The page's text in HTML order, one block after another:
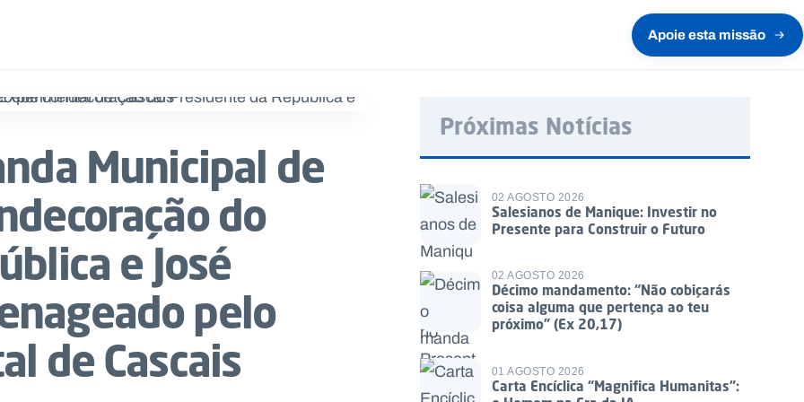
Apoie esta missão
Municipal de
do
e José
pelo
de Cascais
Próximas Notícias
02 AGOSTO 2026
Salesianos de Manique: Investir no
Presente para Construir o Futuro
02 AGOSTO 2026
Décimo mandamento: “Não cobiçarás
coisa alguma que pertença ao teu
próximo” (Ex 20,17)
01 AGOSTO 2026
Carta Encíclica “Magnifica Humanitas”: